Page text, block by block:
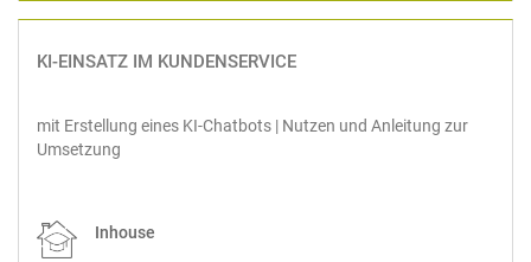
KI-EINSATZ IM KUNDENSERVICE
mit Erstellung eines KI-Chatbots | Nutzen und Anleitung zur
Umsetzung
Inhouse